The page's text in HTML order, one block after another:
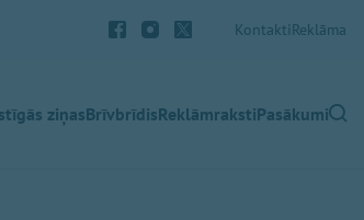
KontaktiReklāma
ziņasBrīvbrīdisReklāmrakstiPasākumi